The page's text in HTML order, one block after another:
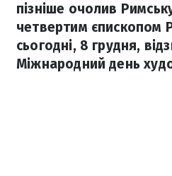
пізніше очолив
четвертим єпископом
сьогодні, 8 грудня,
Міжнародний день